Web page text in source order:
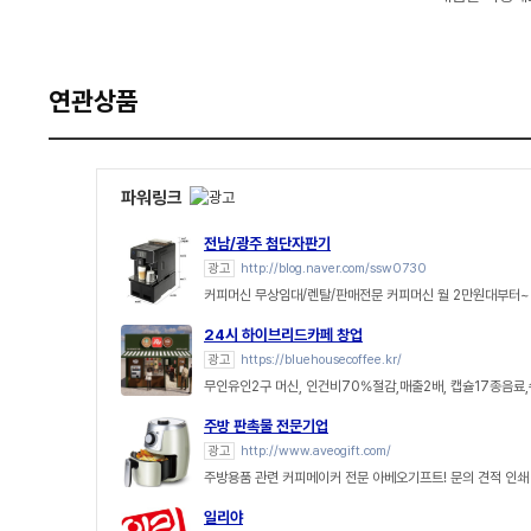
연관상품
파워링크
전남/광주 첨단자판기
광고 http://blog.naver.com/ssw0730
커피머신 무상임대/렌탈/판매전문 커피머신 월 2만원대부터~
24시 하이브리드카페 창업
광고 https://bluehousecoffee.kr/
무인유인2구 머신, 인건비70%절감,매출2배, 캡슐17종음료,
주방 판촉물 전문기업
광고 http://www.aveogift.com/
주방용품 관련 커피메이커 전문 아베오기프트! 문의 견적 인
일리야